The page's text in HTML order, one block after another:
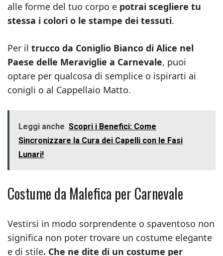
alle forme del tuo corpo e potrai scegliere tu
stessa i colori o le stampe dei tessuti.
Per il trucco da Coniglio Bianco di Alice nel
Paese delle Meraviglie a Carnevale, puoi
optare per qualcosa di semplice o ispirarti ai
conigli o al Cappellaio Matto.
Leggi anche Scopri i Benefici: Come
Sincronizzare la Cura dei Capelli con le Fasi
Lunari!
Costume da Malefica per Carnevale
Vestirsi in modo sorprendente o spaventoso non
significa non poter trovare un costume elegante
e di stile. Che ne dite di un costume per